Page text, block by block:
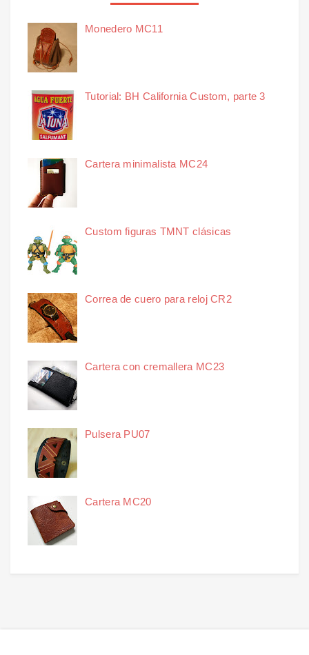
Monedero MC11
Tutorial: BH California Custom, parte 3
Cartera minimalista MC24
Custom figuras TMNT clásicas
Correa de cuero para reloj CR2
Cartera con cremallera MC23
Pulsera PU07
Cartera MC20